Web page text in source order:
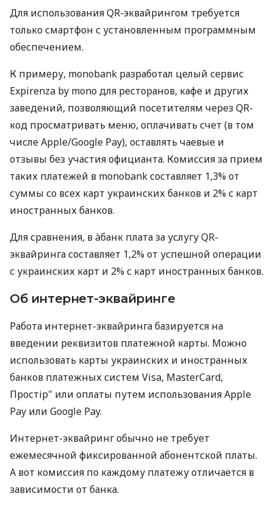
Для использования QR-эквайрингом требуется
только смартфон с установленным программным
обеспечением.
К примеру, monobank разработал целый сервис
Expirenza by mono для ресторанов, кафе и других
заведений, позволяющий посетителям через QR-
код просматривать меню, оплачивать счет (в том
числе Apple/Google Pay), оставлять чаевые и
отзывы без участия официанта. Комиссия за прием
таких платежей в monobank составляет 1,3% от
суммы со всех карт украинских банков и 2% с карт
иностранных банков.
Для сравнения, в àбанк плата за услугу QR-
эквайринга составляет 1,2% от успешной операции
с украинских карт и 2% с карт иностранных банков.
Об интернет-эквайринге
Работа интернет-эквайринга базируется на
введении реквизитов платежной карты. Можно
использовать карты украинских и иностранных
банков платежных систем Visa, MasterCard,
Простір" или оплаты путем использования Apple
Pay или Google Pay.
Интернет-эквайринг обычно не требует
ежемесячной фиксированной абонентской платы.
А вот комиссия по каждому платежу отличается в
зависимости от банка.